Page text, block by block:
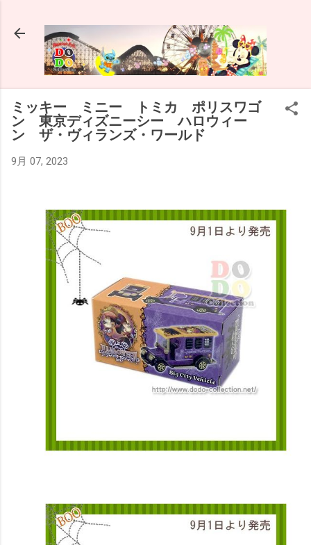
ミッキー ミニー トミカ ポリスワゴ
ン 東京ディズニーシー ハロウィー
ン ザ・ヴィランズ・ワールド
9月 07, 2023